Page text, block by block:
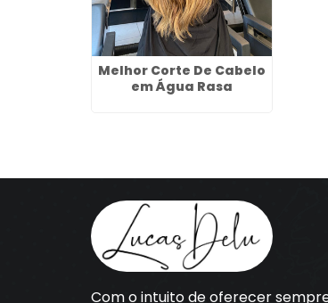
Melhor Corte De Cabelo
em Água Rasa
Com o intuito de oferecer